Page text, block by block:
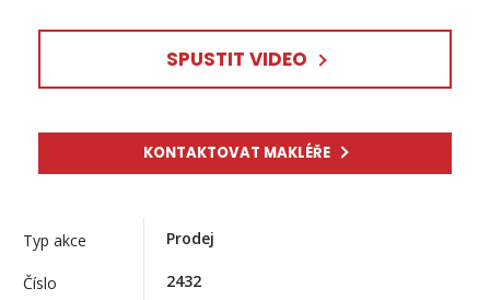
SPUSTIT VIDEO
KONTAKTOVAT MAKLÉŘE
Typ akce Prodej
Číslo 2432